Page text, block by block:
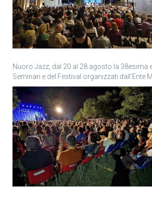
Nuoro Jazz, dal 20 al 28 agosto la 38esima
Seminari e del Festival organizzati dall’Ente